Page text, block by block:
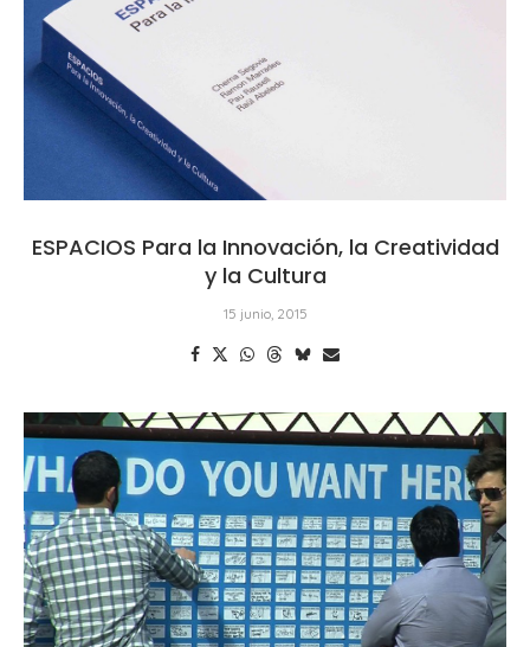
ESPACIOS Para la Innovación, la Creatividad
y la Cultura
15 junio, 2015